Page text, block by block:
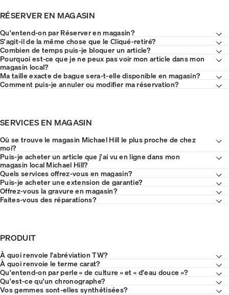
RÉSERVER EN MAGASIN
Qu'entend-on par Réserver en magasin?
S'agit-il de la même chose que le Cliqué-retiré?
Combien de temps puis-je bloquer un article?
Pourquoi est-ce que je ne peux pas voir mon article dans mon
magasin local?
Ma taille exacte de bague sera-t-elle disponible en magasin?
Comment puis-je annuler ou modifier ma réservation?
SERVICES EN MAGASIN
Où se trouve le magasin Michael Hill le plus proche de chez
moi?
Puis-je acheter un article que j'ai vu en ligne dans mon
magasin local Michael Hill?
Quels services offrez-vous en magasin?
Puis-je acheter une extension de garantie?
Offrez-vous la gravure en magasin?
Faites-vous des réparations?
PRODUIT
À quoi renvoie l'abréviation TW?
À quoi renvoie le terme carat?
Qu'entend-on par perle « de culture » et « d'eau douce »?
Qu'est-ce qu'un chronographe?
Vos gemmes sont-elles synthétisées?